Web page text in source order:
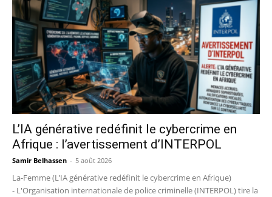
L’IA générative redéfinit le cybercrime en
Afrique : l’avertissement d’INTERPOL
Samir Belhassen - 5 août 2026
La-Femme (L’IA générative redéfinit le cybercrime en Afrique)
- L'Organisation internationale de police criminelle (INTERPOL) tire la